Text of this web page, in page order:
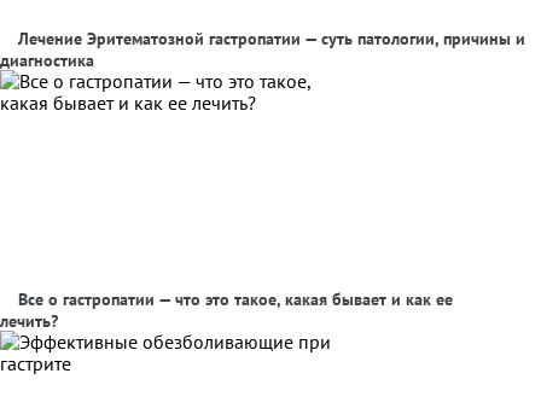
Лечение Эритематозной гастропатии — суть патологии, причины и
диагностика
Все о гастропатии — что это такое, какая бывает и как ее
лечить?